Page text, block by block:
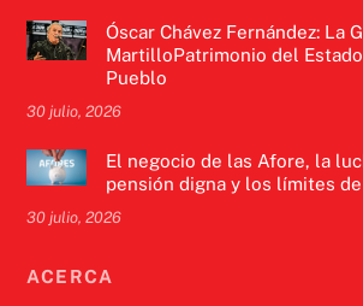
Óscar Chávez Fernández: La
MartilloPatrimonio del
Pueblo
30 julio, 2026
El negocio de las Afore, la
pensión digna y los límites
30 julio, 2026
ACERCA